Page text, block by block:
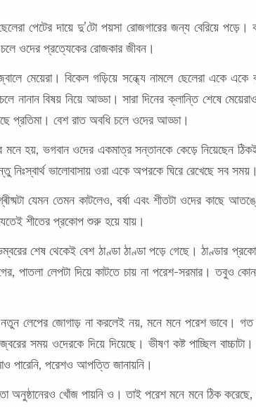
পেটের দায়ে দু’টো পয়সা রোজগারের জন্য বেরিয়ে
ওদের প্রত্যেকের রোজকার জীবন।
মেয়েরা। বিকেল গড়িয়ে সন্ধ্যে নামলে ছেলেরা একে
নানান বিষয় নিয়ে আড্ডা। সারা দিনের ক্লান্তি শেষে
প্রতিমা। বেশ রাত অবধি চলে ওদের আড্ডা।
মনে হয়, ভগবান ওদের একমাত্র সন্তানকে কেড়ে নিয়েছেন
নিঃস্বার্থ ভালোবাসায় ওরা একে অপরকে ঘিরে রেখেছে সব সময়।
যেমন তেমন কাটলেও, বর্ষা এবং শীতটা ওদের কাছে
শীতের প্রকোপ শুরু হয়ে যায়।
শেষ থেকেই বেশ ঠাণ্ডা ঠাণ্ডা পড়ে গেছে। ঠাণ্ডার
পাতলা লেপটা দিয়ে কাটতে চায় না পরেশ-সরমার। তবুও
নতুন লেপের জোগাড় না করলেই নয়, মনে মনে পরেশ ভাবে।
সময় ওদেরকে দিয়ে দিয়েছে। ভীষণ কষ্ট পাচ্ছিল
পারেনি, পরেশ‌ও আপত্তি জানায়নি।
খোঁজ পায়নি ও। তাই পরেশ মনে মনে ঠিক করেছে,